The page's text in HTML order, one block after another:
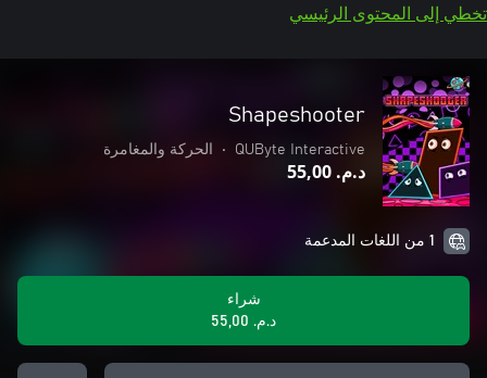
تخطي إلى المحتوى الرئيسي
Shapeshooter
QUByte Interactive
• الحركة والمغامرة
د.م.‏ 55,00
1 من اللغات المدعمة
شراء
د.م.‏ 55,00